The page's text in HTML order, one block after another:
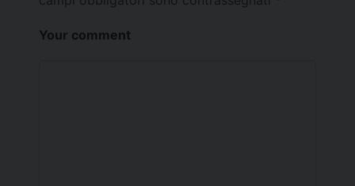
Your comment